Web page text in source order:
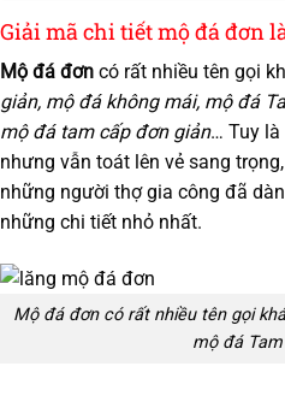
Giải mã chi tiết mộ đá đơn
Mộ đá đơn có rất nhiều tên gọi
giản, mộ đá không mái, mộ đá
mộ đá tam cấp đơn giản… Tuy là
nhưng vẫn toát lên vẻ sang
những người thợ gia công đã
những chi tiết nhỏ nhất.
Mộ đá đơn có rất nhiều tên gọi
mộ đá